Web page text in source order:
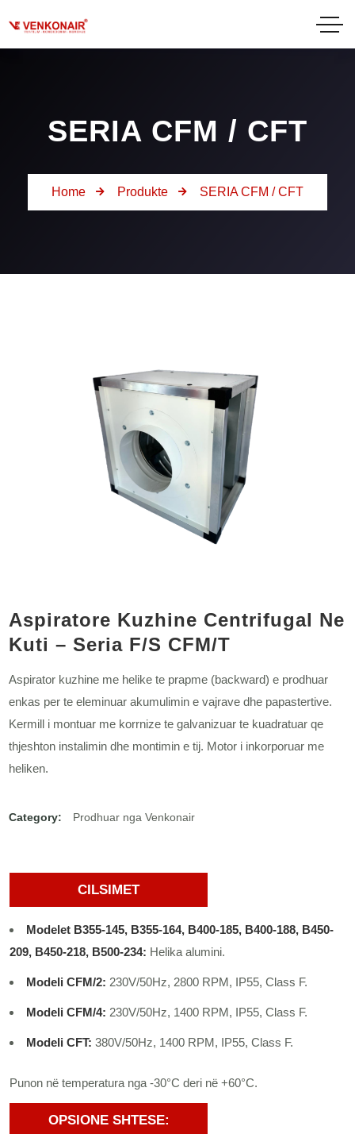
SERIA CFM / CFT
Home Produkte SERIA CFM / CFT
Aspiratore Kuzhine Centrifugal Ne
Kuti – Seria F/S CFM/T
Aspirator kuzhine me helike te prapme (backward) e prodhuar
enkas per te eleminuar akumulimin e vajrave dhe papastertive.
Kermill i montuar me korrnize te galvanizuar te kuadratuar qe
thjeshton instalimin dhe montimin e tij. Motor i inkorporuar me
heliken.
Category: Prodhuar nga Venkonair
CILSIMET
Modelet B355-145, B355-164, B400-185, B400-188, B450-
209, B450-218, B500-234: Helika alumini.
Modeli CFM/2: 230V/50Hz, 2800 RPM, IP55, Class F.
Modeli CFM/4: 230V/50Hz, 1400 RPM, IP55, Class F.
Modeli CFT: 380V/50Hz, 1400 RPM, IP55, Class F.
Punon në temperatura nga -30°C deri në +60°C.
OPSIONE SHTESE: